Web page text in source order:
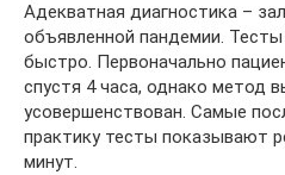
Адекватная диагностика –
объявленной пандемии.
быстро. Первоначально
спустя 4 часа, однако метод
усовершенствован. Самые
практику тесты показывают
минут.